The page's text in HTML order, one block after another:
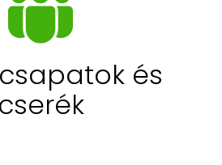
és
cserék